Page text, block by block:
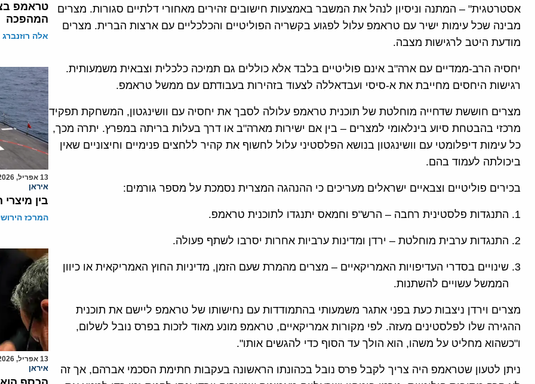
אסטרטגית" – המתנה וניסיון לנהל את המשבר באמצעות חישובים זהירים מאחורי דלתיים סגורות. מצרים
מבינה שכל עימות ישיר עם טראמפ עלול לפגוע בקשריה הפוליטיים והכלכליים עם ארצות הברית. מצרים
מודעת היטב לרגישות מצבה.
יחסיה הרב-ממדיים עם ארה"ב אינם פוליטיים בלבד אלא כוללים גם תמיכה כלכלית וצבאית משמעותית.
רגישות היחסים מחייבת את א-סיסי ועבדאללה לצעוד בזהירות בעבודתם עם ממשל טראמפ.
מצרים חוששת שדחייה מוחלטת של תוכנית טראמפ עלולה לסבך את יחסיה עם וושינגטון, המשחקת תפקיד
מרכזי בהבטחת סיוע בינלאומי למצרים – בין אם ישירות מארה"ב או דרך בעלות בריתה במפרץ. יתרה מכך,
כל עימות דיפלומטי עם וושינגטון בנושא הפלסטיני עלול לחשוף את קהיר ללחצים פנימיים וחיצוניים שאין
ביכולתה לעמוד בהם.
בכירים פוליטיים וצבאיים ישראלים מעריכים כי ההנהגה המצרית נסמכת על מספר גורמים:
התנגדות פלסטינית רחבה – הרש"פ וחמאס יתנגדו לתוכנית טראמפ.
התנגדות ערבית מוחלטת – ירדן ומדינות ערביות אחרות יסרבו לשתף פעולה.
שינויים בסדרי העדיפויות האמריקאיים – מצרים מהמרת שעם הזמן, מדיניות החוץ האמריקאית או כיוון
הממשל עשויים להשתנות.
מצרים וירדן ניצבות כעת בפני אתגר משמעותי בהתמודדות עם נחישותו של טראמפ ליישם את תוכנית
ההגירה שלו לפלסטינים מעזה. לפי מקורות אמריקאיים, טראמפ מונע מאוד לזכות בפרס נובל לשלום,
ו"כשהוא מחליט על משהו, הוא הולך עד הסוף כדי להגשים אותו".
ניתן לטעון שטראמפ היה צריך לקבל פרס נובל בכהונתו הראשונה בעקבות חתימת הסכמי אברהם, אך זה
טראמפ
המהפכה
אלה רוזנברג
13 אפריל, 2026
איראן
בין
המרכז
13 אפריל, 2026
איראן